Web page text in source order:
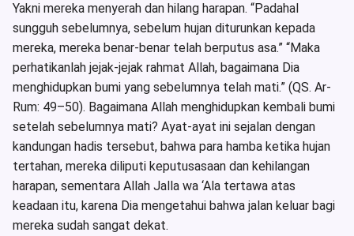
Yakni mereka menyerah dan hilang harapan. “Padahal
sungguh sebelumnya, sebelum hujan diturunkan kepada
mereka, mereka benar-benar telah berputus asa.” “Maka
perhatikanlah jejak-jejak rahmat Allah, bagaimana Dia
menghidupkan bumi yang sebelumnya telah mati.” (QS. Ar-
Rum: 49–50). Bagaimana Allah menghidupkan kembali bumi
setelah sebelumnya mati? Ayat-ayat ini sejalan dengan
kandungan hadis tersebut, bahwa para hamba ketika hujan
tertahan, mereka diliputi keputusasaan dan kehilangan
harapan, sementara Allah Jalla wa ‘Ala tertawa atas
keadaan itu, karena Dia mengetahui bahwa jalan keluar bagi
mereka sudah sangat dekat.